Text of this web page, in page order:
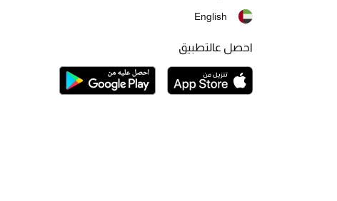
English
احصل عالتطبيق